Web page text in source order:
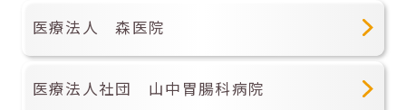
医療法人 森医院
医療法人社団 山中胃腸科病院